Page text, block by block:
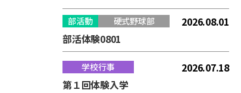
部活動 硬式野球部
2026.08.01
部活体験0801
学校行事
2026.07.18
第１回体験入学